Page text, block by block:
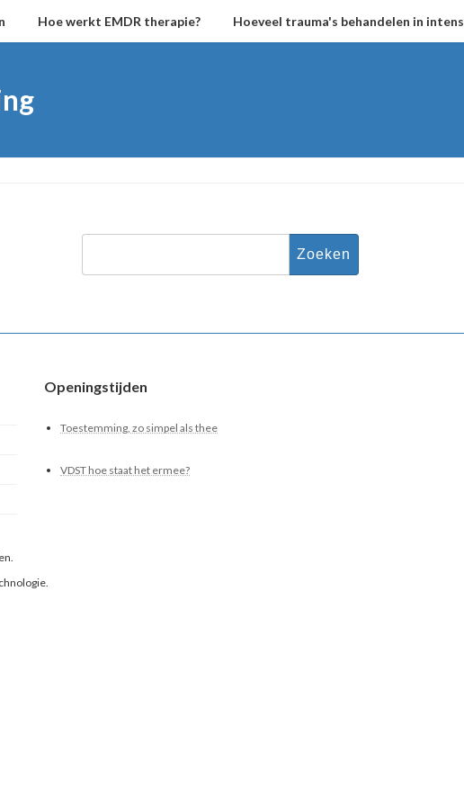
Hoe werkt EMDR therapie? Hoeveel trauma's behandelen in
Zoeken
Openingstijden
Toestemming, zo simpel als thee
VDST hoe staat het ermee?